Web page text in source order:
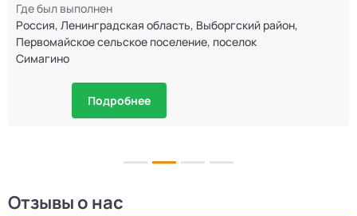
Где был выполнен
Россия, Ленинградская область, Выборгский район,
Первомайское сельское поселение, поселок
Симагино
Подробнее
Отзывы о нас